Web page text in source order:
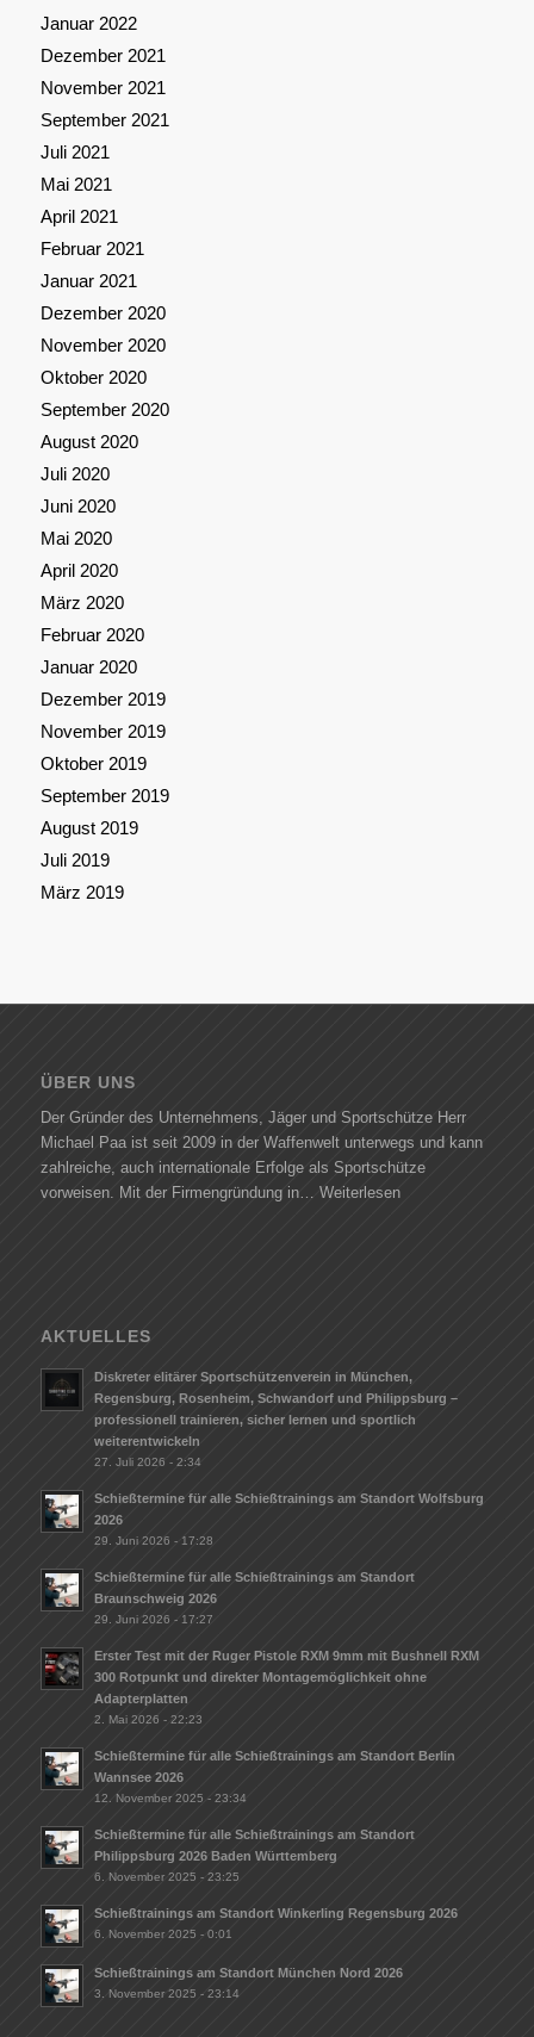
Januar 2022
Dezember 2021
November 2021
September 2021
Juli 2021
Mai 2021
April 2021
Februar 2021
Januar 2021
Dezember 2020
November 2020
Oktober 2020
September 2020
August 2020
Juli 2020
Juni 2020
Mai 2020
April 2020
März 2020
Februar 2020
Januar 2020
Dezember 2019
November 2019
Oktober 2019
September 2019
August 2019
Juli 2019
März 2019
ÜBER UNS
Der Gründer des Unternehmens, Jäger und Sportschütze Herr
Michael Paa ist seit 2009 in der Waffenwelt unterwegs und kann
zahlreiche, auch internationale Erfolge als Sportschütze
vorweisen. Mit der Firmengründung in… Weiterlesen
AKTUELLES
Diskreter elitärer Sportschützenverein in München,
Regensburg, Rosenheim, Schwandorf und Philippsburg –
professionell trainieren, sicher lernen und sportlich
weiterentwickeln
27. Juli 2026 - 2:34
Schießtermine für alle Schießtrainings am Standort Wolfsburg
2026
29. Juni 2026 - 17:28
Schießtermine für alle Schießtrainings am Standort
Braunschweig 2026
29. Juni 2026 - 17:27
Erster Test mit der Ruger Pistole RXM 9mm mit Bushnell RXM
300 Rotpunkt und direkter Montagemöglichkeit ohne
Adapterplatten
2. Mai 2026 - 22:23
Schießtermine für alle Schießtrainings am Standort Berlin
Wannsee 2026
12. November 2025 - 23:34
Schießtermine für alle Schießtrainings am Standort
Philippsburg 2026 Baden Württemberg
6. November 2025 - 23:25
Schießtrainings am Standort Winkerling Regensburg 2026
6. November 2025 - 0:01
Schießtrainings am Standort München Nord 2026
3. November 2025 - 23:14